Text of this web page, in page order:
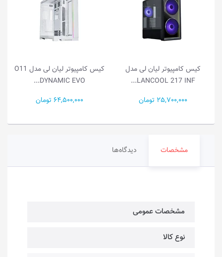
کیس کامپیوتر لیان لی مدل
LANCOOL 217 INF...
25,700,000 تومان
کیس کامپیوتر لیان لی مدل O11
DYNAMIC EVO...
64,500,000 تومان
مشخصات دیدگاه‌ها
مشخصات عمومی
نوع کالا